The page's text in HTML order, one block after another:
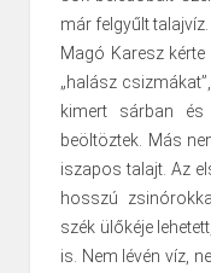
már felgyűlt talajvíz.
Magó Karesz
„halász
kimert sárban és
beöltöztek. Más
iszapos talajt. Az
hosszú
szék ülőkéje
is. Nem lévén víz,